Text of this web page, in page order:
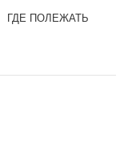
ГДЕ ПОЛЕЖАТЬ